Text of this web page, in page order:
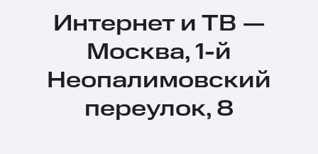
Интернет и ТВ —
Москва, 1-й
Неопалимовский
переулок, 8